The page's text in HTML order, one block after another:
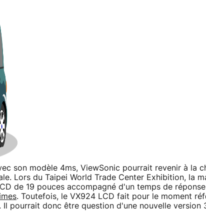
son modèle 4ms, ViewSonic pourrait revenir à la
Lors du Taipei World Trade Center Exhibition, la
de 19 pouces accompagné d'un temps de
. Toutefois, le VX924 LCD fait pour le moment
pourrait donc être question d'une nouvelle version